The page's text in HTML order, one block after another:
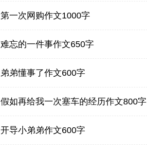
第一次网购作文1000字
难忘的一件事作文650字
弟弟懂事了作文600字
假如再给我一次塞车的经历作文800字
开导小弟弟作文600字